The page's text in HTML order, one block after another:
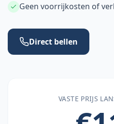
Geen voorrijkosten of
Direct bellen
VASTE PRIJS